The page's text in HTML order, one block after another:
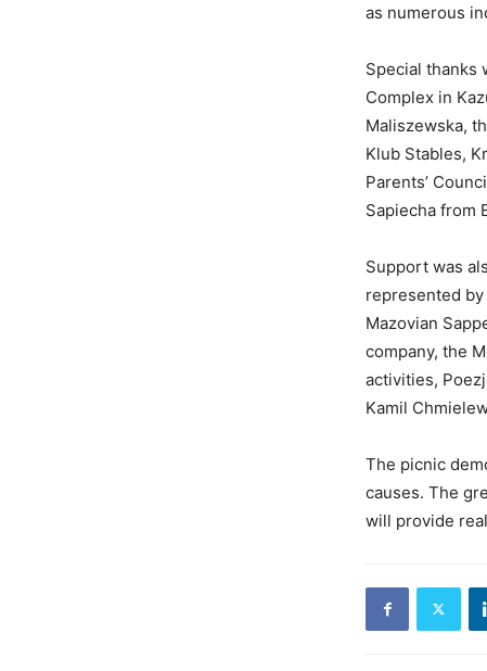
as numerous
Special thanks
Complex in
Maliszewska,
Klub Stables,
Parents’
Sapiecha from
Support was
represented
Mazovian
company, the
activities,
Kamil
The picnic
causes. The
will provide